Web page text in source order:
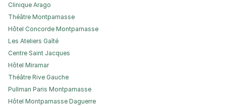
Clinique Arago
Théâtre Montparnasse
Hôtel Concorde Montparnasse
Les Ateliers Gaîté
Centre Saint Jacques
Hôtel Miramar
Théâtre Rive Gauche
Pullman Paris Montparnasse
Hôtel Montparnasse Daguerre